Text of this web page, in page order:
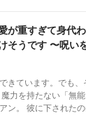
が重すぎて身代
そうです 〜呪い
た〜
できています。でも
力を持たない「無
ン。 彼に下された
帝」ヴァレリウス